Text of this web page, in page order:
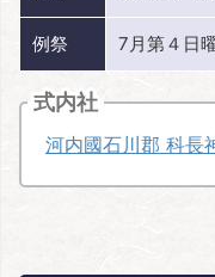
例祭 7月第４日
式内社
河内國石川郡 科長